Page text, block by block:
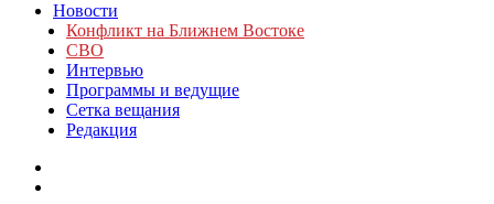
Новости
Конфликт на Ближнем Востоке
СВО
Интервью
Программы и ведущие
Сетка вещания
Редакция